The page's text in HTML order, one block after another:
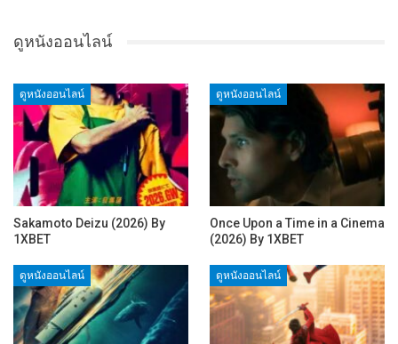
ดูหนังออนไลน์
ดูหนังออนไลน์
Sakamoto Deizu (2026) By
1XBET
ดูหนังออนไลน์
Once Upon a Time in a Cinema
(2026) By 1XBET
ดูหนังออนไลน์ ดูหนังออนไลน์